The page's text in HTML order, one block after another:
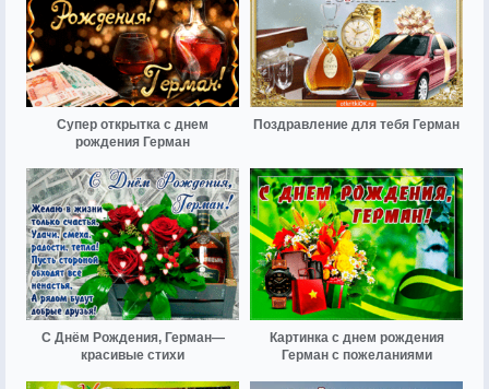
Супер открытка с днем
рождения Герман
Поздравление для тебя Герман
С Днём Рождения, Герман—
красивые стихи
Картинка с днем рождения
Герман с пожеланиями